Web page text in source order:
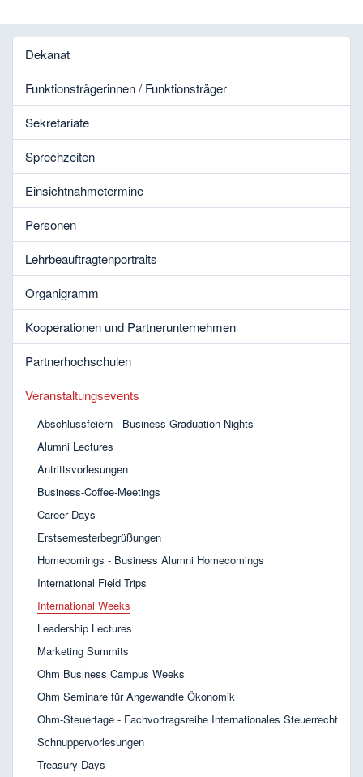
Dekanat
Funktionsträgerinnen / Funktionsträger
Sekretariate
Sprechzeiten
Einsichtnahmetermine
Personen
Lehrbeauftragtenportraits
Organigramm
Kooperationen und Partnerunternehmen
Partnerhochschulen
Veranstaltungsevents
Abschlussfeiern - Business Graduation Nights
Alumni Lectures
Antrittsvorlesungen
Business-Coffee-Meetings
Career Days
Erstsemesterbegrüßungen
Homecomings - Business Alumni Homecomings
International Field Trips
International Weeks
Leadership Lectures
Marketing Summits
Ohm Business Campus Weeks
Ohm Seminare für Angewandte Ökonomik
Ohm-Steuertage - Fachvortragsreihe Internationales Steuerrecht
Schnuppervorlesungen
Treasury Days